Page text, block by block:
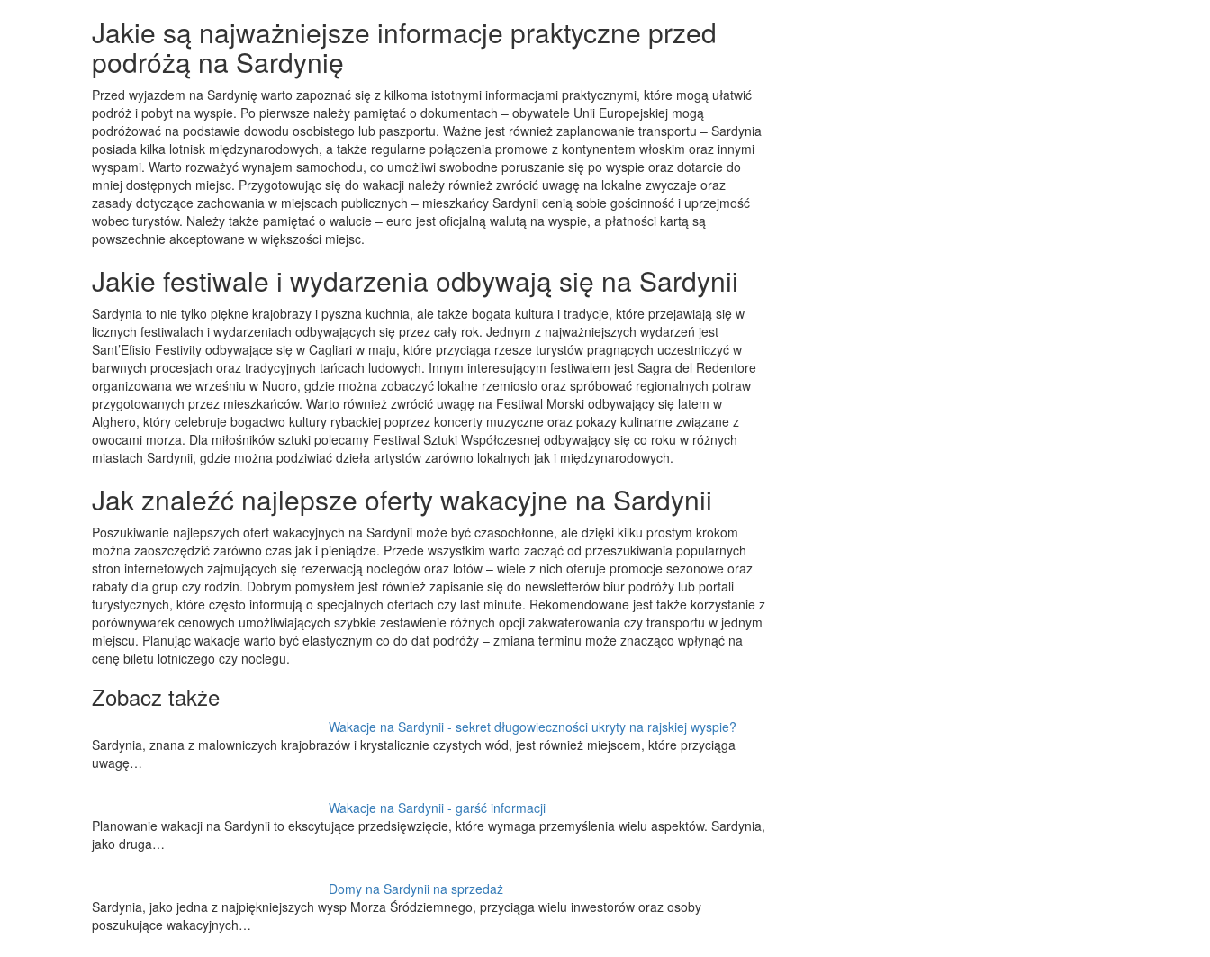
Jakie są najważniejsze informacje praktyczne przed
podróżą na Sardynię
Przed wyjazdem na Sardynię warto zapoznać się z kilkoma istotnymi informacjami praktycznymi, które mogą ułatwić
podróż i pobyt na wyspie. Po pierwsze należy pamiętać o dokumentach – obywatele Unii Europejskiej mogą
podróżować na podstawie dowodu osobistego lub paszportu. Ważne jest również zaplanowanie transportu – Sardynia
posiada kilka lotnisk międzynarodowych, a także regularne połączenia promowe z kontynentem włoskim oraz innymi
wyspami. Warto rozważyć wynajem samochodu, co umożliwi swobodne poruszanie się po wyspie oraz dotarcie do
mniej dostępnych miejsc. Przygotowując się do wakacji należy również zwrócić uwagę na lokalne zwyczaje oraz
zasady dotyczące zachowania w miejscach publicznych – mieszkańcy Sardynii cenią sobie gościnność i uprzejmość
wobec turystów. Należy także pamiętać o walucie – euro jest oficjalną walutą na wyspie, a płatności kartą są
powszechnie akceptowane w większości miejsc.
Jakie festiwale i wydarzenia odbywają się na Sardynii
Sardynia to nie tylko piękne krajobrazy i pyszna kuchnia, ale także bogata kultura i tradycje, które przejawiają się w
licznych festiwalach i wydarzeniach odbywających się przez cały rok. Jednym z najważniejszych wydarzeń jest
Sant’Efisio Festivity odbywające się w Cagliari w maju, które przyciąga rzesze turystów pragnących uczestniczyć w
barwnych procesjach oraz tradycyjnych tańcach ludowych. Innym interesującym festiwalem jest Sagra del Redentore
organizowana we wrześniu w Nuoro, gdzie można zobaczyć lokalne rzemiosło oraz spróbować regionalnych potraw
przygotowanych przez mieszkańców. Warto również zwrócić uwagę na Festiwal Morski odbywający się latem w
Alghero, który celebruje bogactwo kultury rybackiej poprzez koncerty muzyczne oraz pokazy kulinarne związane z
owocami morza. Dla miłośników sztuki polecamy Festiwal Sztuki Współczesnej odbywający się co roku w różnych
miastach Sardynii, gdzie można podziwiać dzieła artystów zarówno lokalnych jak i międzynarodowych.
Jak znaleźć najlepsze oferty wakacyjne na Sardynii
Poszukiwanie najlepszych ofert wakacyjnych na Sardynii może być czasochłonne, ale dzięki kilku prostym krokom
można zaoszczędzić zarówno czas jak i pieniądze. Przede wszystkim warto zacząć od przeszukiwania popularnych
stron internetowych zajmujących się rezerwacją noclegów oraz lotów – wiele z nich oferuje promocje sezonowe oraz
rabaty dla grup czy rodzin. Dobrym pomysłem jest również zapisanie się do newsletterów biur podróży lub portali
turystycznych, które często informują o specjalnych ofertach czy last minute. Rekomendowane jest także korzystanie z
porównywarek cenowych umożliwiających szybkie zestawienie różnych opcji zakwaterowania czy transportu w jednym
miejscu. Planując wakacje warto być elastycznym co do dat podróży – zmiana terminu może znacząco wpłynąć na
cenę biletu lotniczego czy noclegu.
Zobacz także
Wakacje na Sardynii - sekret długowieczności ukryty na rajskiej wyspie?
Sardynia, znana z malowniczych krajobrazów i krystalicznie czystych wód, jest również miejscem, które przyciąga
uwagę…
Wakacje na Sardynii - garść informacji
Planowanie wakacji na Sardynii to ekscytujące przedsięwzięcie, które wymaga przemyślenia wielu aspektów. Sardynia,
jako druga…
Domy na Sardynii na sprzedaż
Sardynia, jako jedna z najpiękniejszych wysp Morza Śródziemnego, przyciąga wielu inwestorów oraz osoby
poszukujące wakacyjnych…